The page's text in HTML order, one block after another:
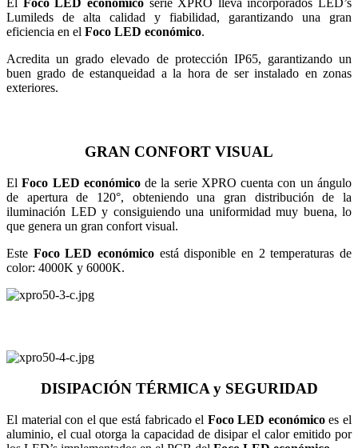
El Foco LED económicoserie XPRO lleva incorporados LED’s
Lumileds de alta calidad y fiabilidad, garantizando una gran
eficiencia en el Foco LED económico.
Acredita un grado elevado de protección IP65, garantizando un
buen grado de estanqueidad a la hora de ser instalado en zonas
exteriores.
GRAN CONFORT VISUAL
ElFoco LED económicode la serie XPRO cuenta con un ángulo
de apertura de 120°, obteniendo una gran distribución de la
iluminación LED y consiguiendo una uniformidad muy buena, lo
que genera un gran confort visual.
Este Foco LED económico está disponible en 2 temperaturas de
color: 4000K y 6000K.
DISIPACIÓN TÉRMICA y SEGURIDAD
El material con el que está fabricado el Foco LED económicoes el
aluminio, el cual otorga la capacidad de disipar el calor emitido por